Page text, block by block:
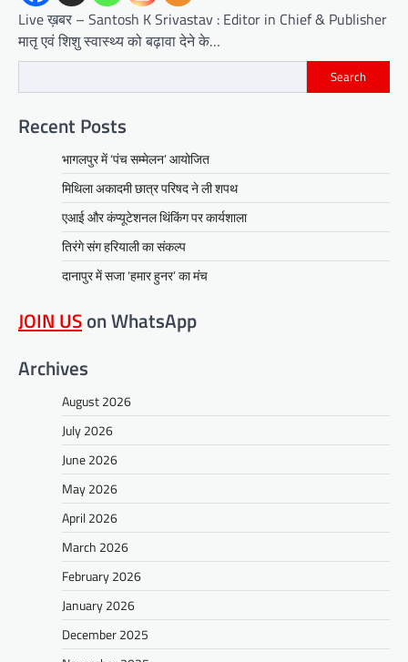
Live ख़बर – Santosh K Srivastav : Editor in Chief & Publisher
मातृ एवं शिशु स्वास्थ्य को बढ़ावा देने के…
Search
Recent Posts
भागलपुर में ‘पंच सम्मेलन’ आयोजित
मिथिला अकादमी छात्र परिषद ने ली शपथ
एआई और कंप्यूटेशनल थिंकिंग पर कार्यशाला
तिरंगे संग हरियाली का संकल्प
दानापुर में सजा ‘हमार हुनर’ का मंच
JOIN USon WhatsApp
Archives
August 2026
July 2026
June 2026
May 2026
April 2026
March 2026
February 2026
January 2026
December 2025